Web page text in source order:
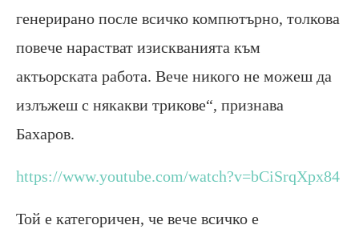
генерирано после всичко компютърно, толкова
повече нарастват изискванията към
актьорската работа. Вече никого не можеш да
излъжеш с някакви трикове“, признава
Бахаров.
https://www.youtube.com/watch?v=bCiSrqXpx84
Той е категоричен, че вече всичко е